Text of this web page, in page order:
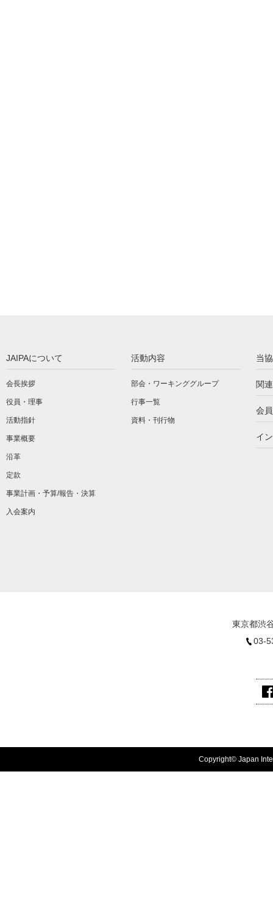
JAIPAについて
会長挨拶
役員・理事
活動指針
事業概要
沿革
定款
事業計画・予算/報告・決算
入会案内
活動内容
部会・ワーキンググループ
行事一覧
資料・刊行物
当
関
会
イ
東京都渋
03-
Copyright© Japan